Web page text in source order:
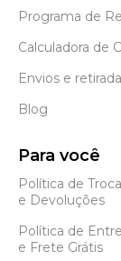
Programa de
Calculadora de
Envios e retirada
Blog
Para você
Política de
e Devoluções
Política de
e Frete Grátis